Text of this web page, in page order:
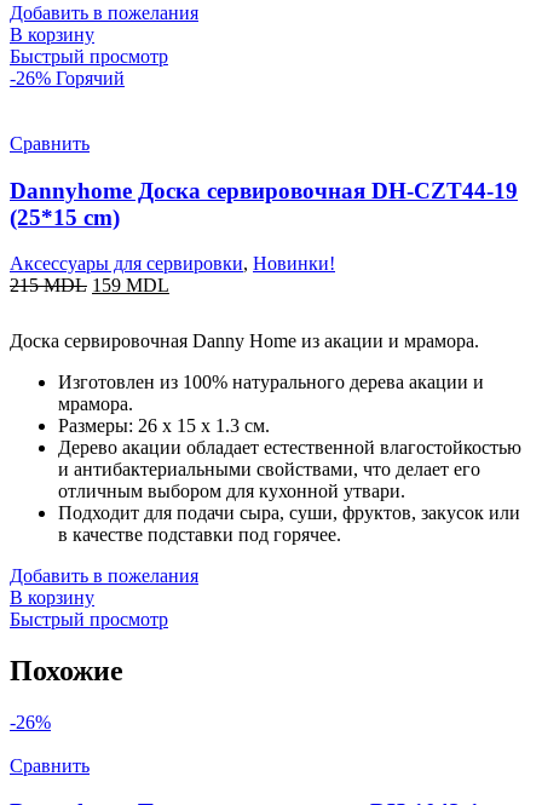
Добавить в пожелания
В корзину
Быстрый просмотр
-26% Горячий
Сравнить
Dannyhome Доска сервировочная DH-CZT44-19
(25*15 cm)
Аксессуары для сервировки, Новинки!
215MDL 159 MDL
Доска сервировочная Danny Home из акации и мрамора.
Изготовлен из 100% натурального дерева акации и
мрамора.
Размеры: 26 x 15 x 1.3 см.
Дерево акации обладает естественной влагостойкостью
и антибактериальными свойствами, что делает его
отличным выбором для кухонной утвари.
Подходит для подачи сыра, суши, фруктов, закусок или
в качестве подставки под горячее.
Добавить в пожелания
В корзину
Быстрый просмотр
Похожие
-26%
Сравнить